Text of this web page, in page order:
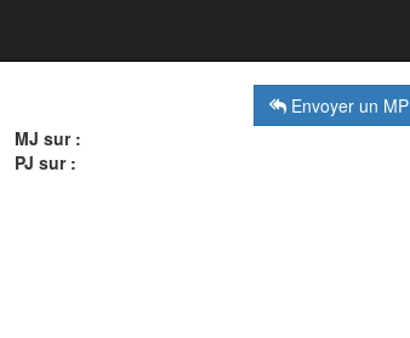
Envoyer un MP
MJ sur :
PJ sur :